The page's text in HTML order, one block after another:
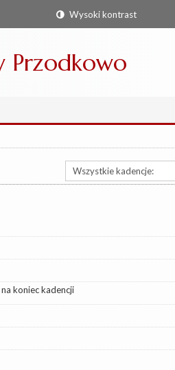
Wysoki kontrast
Przodkowo
koniec kadencji